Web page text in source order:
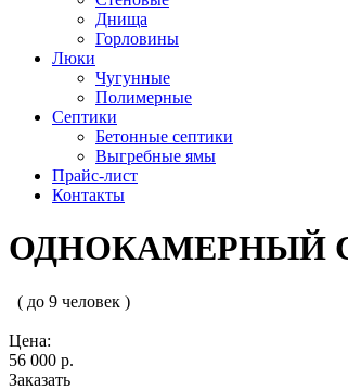
Днища
Горловины
Люки
Чугунные
Полимерные
Септики
Бетонные септики
Выгребные ямы
Прайс-лист
Контакты
ОДНОКАМЕРНЫЙ
( до 9 человек )
Цена:
56 000 р.
Заказать